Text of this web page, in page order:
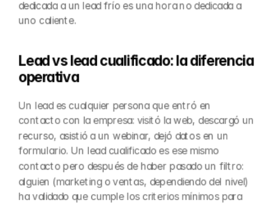
dedicada a un lead frío es una hora no dedicada a
uno caliente.
Lead vs lead cualificado: la diferencia
operativa
Un lead es cualquier persona que entró en
contacto con la empresa: visitó la web, descargó un
recurso, asistió a un webinar, dejó datos en un
formulario. Un lead cualificado es ese mismo
contacto pero después de haber pasado un filtro:
alguien (marketing o ventas, dependiendo del nivel)
ha validado que cumple los criterios mínimos para